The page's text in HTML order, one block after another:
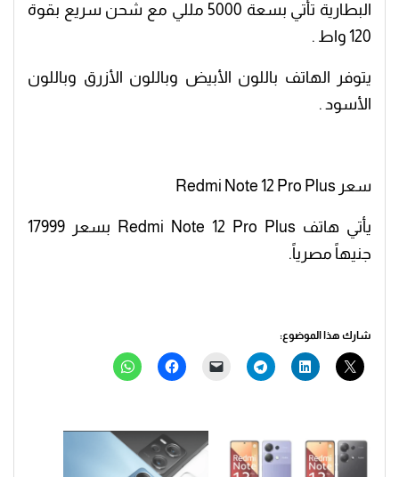
البطارية تأتي بسعة 5000 مللي مع شحن سريع بقوة
120 واط .
يتوفر الهاتف باللون الأبيض وباللون الأزرق وباللون
الأسود .
سعر Redmi Note 12 Pro Plus
يأتي هاتف Redmi Note 12 Pro Plus بسعر 17999
جنيهاً مصرياً.
شارك هذا الموضوع: